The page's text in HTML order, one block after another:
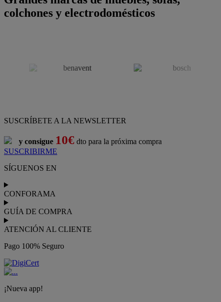
colchones y electrodomésticos
SUSCRÍBETE A LA NEWSLETTER
y consigue 10€ dto para la próxima compra
SUSCRIBIRME
SÍGUENOS EN
CONFORAMA
GUÍA DE COMPRA
ATENCIÓN AL CLIENTE
Pago 100% Seguro
¡Nueva app!